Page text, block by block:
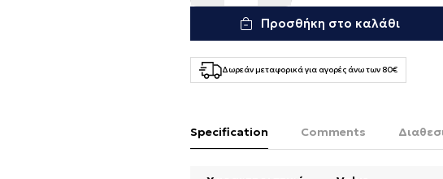
Προσθήκη στο καλάθι
Δωρεάν μεταφορικά για αγορές άνω των 80€
Specification Comments